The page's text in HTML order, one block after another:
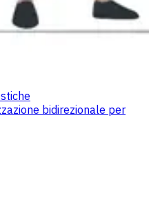
bidirezionale per